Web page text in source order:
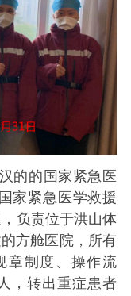
的国家紧急医
家紧急医学救援
负责位于洪山体
方舱医院，所有
章制度、操作流
，转出重症患者